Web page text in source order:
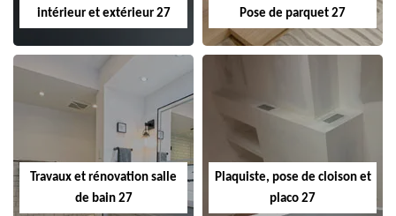
intérieur et extérieur 27
Pose de parquet 27
Travaux et rénovation salle
de bain 27
Plaquiste, pose de cloison et
placo 27